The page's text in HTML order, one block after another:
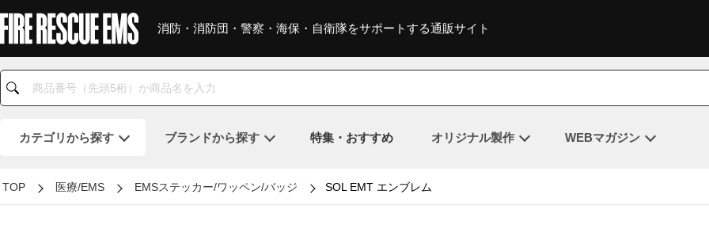
消防・消防団・警察・海保・自衛隊をサポートする通販サイト
カテゴリから探す ブランドから探す 特集・おすすめ オリジナル製作 WEBマガジン
TOP 医療/EMS EMSステッカー/ワッペン/バッジ SOL EMT エンブレム